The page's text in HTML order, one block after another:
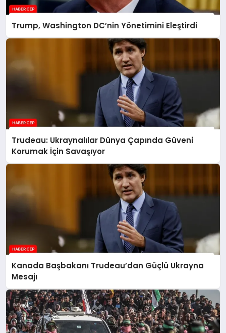
Trump, Washington DC’nin Yönetimini Eleştirdi
Trudeau: Ukraynalılar Dünya Çapında Güveni
Korumak İçin Savaşıyor
Kanada Başbakanı Trudeau’dan Güçlü Ukrayna
Mesajı